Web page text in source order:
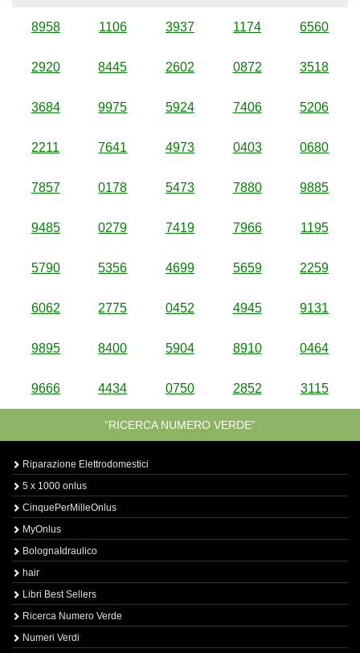
8958 1106 3937 1174 6560
2920 8445 2602 0872 3518
3684 9975 5924 7406 5206
2211 7641 4973 0403 0680
7857 0178 5473 7880 9885
9485 0279 7419 7966 1195
5790 5356 4699 5659 2259
6062 2775 0452 4945 9131
9895 8400 5904 8910 0464
9666 4434 0750 2852 3115
“RICERCA NUMERO VERDE”
Riparazione Elettrodomestici
5 x 1000 onlus
CinquePerMilleOnlus
MyOnlus
BolognaIdraulico
hair
Libri Best Sellers
Ricerca Numero Verde
Numeri Verdi